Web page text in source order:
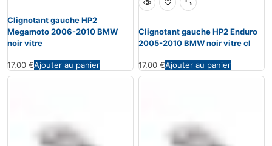
Clignotant gauche HP2
Megamoto 2006-2010 BMW
noir vitre
17,00 €Ajouter au panier
Clignotant gauche HP2 Enduro
2005-2010 BMW noir vitre cl
17,00 €Ajouter au panier